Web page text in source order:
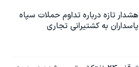
هشدار تازه درباره تداوم حملات سپاه
پاسداران به کشتیرانی تجاری